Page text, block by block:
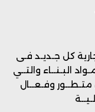
كل جـديـد فـى
البـنــاء والتــي
وفـعــال